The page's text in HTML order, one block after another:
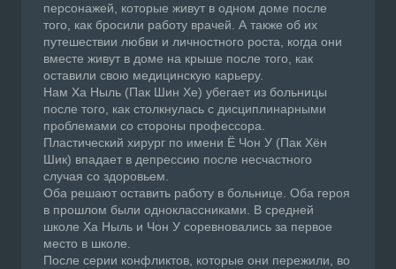
персонажей, которые живут в одном доме после
того, как бросили работу врачей. А также об их
путешествии любви и личностного роста, когда они
вместе живут в доме на крыше после того, как
оставили свою медицинскую карьеру.
Нам Ха Ныль (Пак Шин Хе) убегает из больницы
после того, как столкнулась с дисциплинарными
проблемами со стороны профессора.
Пластический хирург по имени Ё Чон У (Пак Хён
Шик) впадает в депрессию после несчастного
случая со здоровьем.
Оба решают оставить работу в больнице. Оба героя
в прошлом были одноклассниками. В средней
школе Ха Ныль и Чон У соревновались за первое
место в школе.
После серии конфликтов, которые они пережили, во